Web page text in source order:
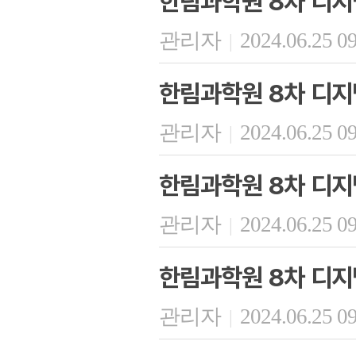
관리자 | 2024.06.25
한림과학원 8차 디
관리자 | 2024.06.25
한림과학원 8차 디
관리자 | 2024.06.25
한림과학원 8차 디
관리자 | 2024.06.25